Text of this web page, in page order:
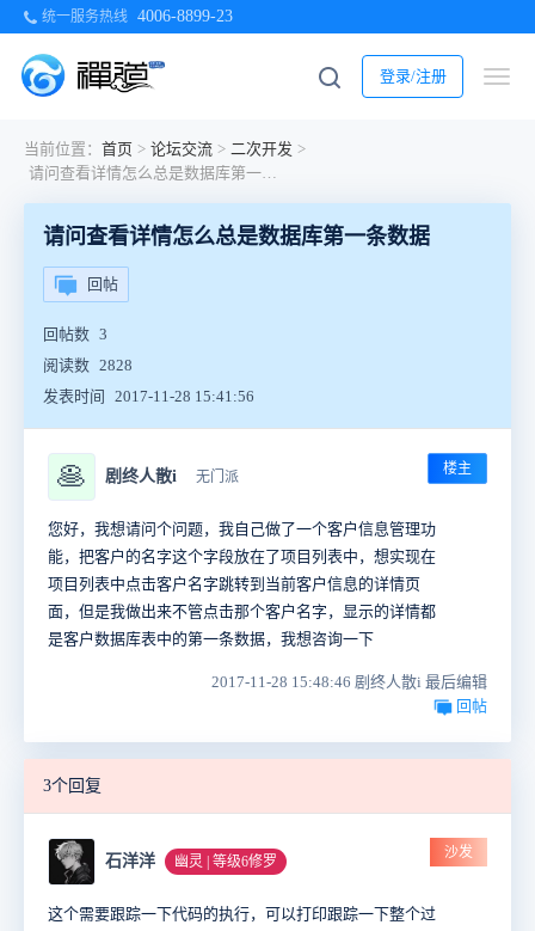
统一服务热线 4006-8899-23
登录/注册
当前位置： 首页 > 论坛交流 > 二次开发 >
请问查看详情怎么总是数据库第一条数据
请问查看详情怎么总是数据库第一条数据
回帖
回帖数 3
阅读数 2828
发表时间
2017-11-28 15:41:56
🥞 剧终人散i 无门派 楼主
您好，我想请问个问题，我自己做了一个客户信息管理功
能，把客户的名字这个字段放在了项目列表中，想实现在
项目列表中点击客户名字跳转到当前客户信息的详情页
面，但是我做出来不管点击那个客户名字，显示的详情都
是客户数据库表中的第一条数据，我想咨询一下
2017-11-28 15:48:46 剧终人散i 最后编辑
回帖
3个回复
石洋洋 幽灵 | 等级6修罗
沙发
这个需要跟踪一下代码的执行，可以打印跟踪一下整个过